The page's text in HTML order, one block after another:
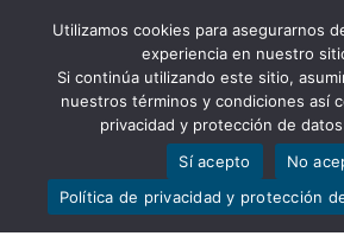
Abrir barra de
Literal j) Empresas y
han incumplido
Utilizamos cookies para asegurarnos
experiencia en nuestro
Si continúa utilizando este sitio,
nuestros términos y condiciones así
privacidad y protección de
Sí acepto
No
Política de privacidad y protección